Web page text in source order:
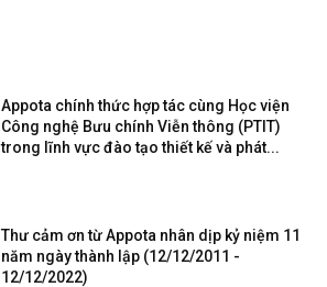
Appota chính thức hợp tác cùng Học viện
Công nghệ Bưu chính Viễn thông (PTIT)
trong lĩnh vực đào tạo thiết kế và phát...
Thư cảm ơn từ Appota nhân dịp kỷ niệm 11
năm ngày thành lập (12/12/2011 -
12/12/2022)